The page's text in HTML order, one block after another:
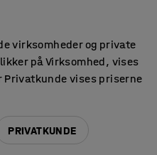
virksomheder og private
på Virksomhed, vises
Privatkunde vises priserne
PRIVATKUNDE